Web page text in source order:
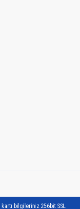
kartı bilgileriniz 256bit SSL